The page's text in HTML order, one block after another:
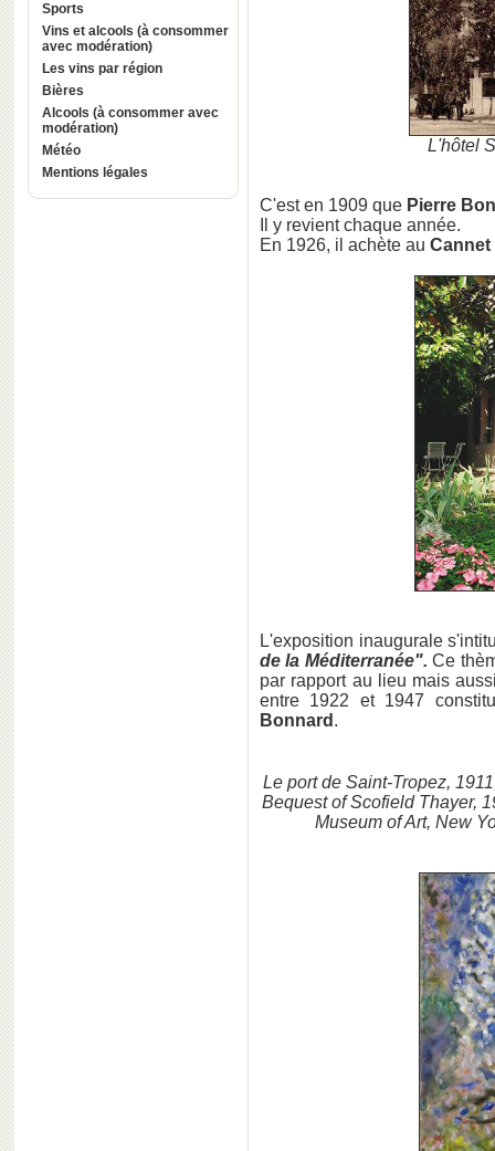
Sports
Vins et alcools (à consommer
avec modération)
Les vins par région
Bières
Alcools (à consommer avec
modération)
Météo
Mentions légales
L'hôtel
C'est en 1909 que Pierre
Il y revient chaque année.
En 1926, il achète au Cannet
L'exposition inaugurale
de la Méditerranée". Ce
par rapport au lieu mais
entre 1922 et 1947
Bonnard .
Le port de Saint-Tropez,
Bequest of Scofield Thayer,
Museum of Art, New